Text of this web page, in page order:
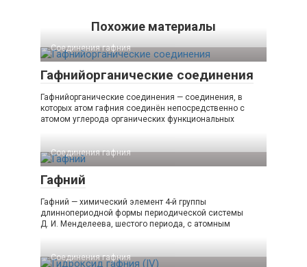
Похожие материалы
Соединения гафния‎
Гафнийорганические соединения
Гафнийорганические соединения — соединения, в
которых атом гафния соединён непосредственно с
атомом углерода органических функциональных
Соединения гафния‎
Гафний
Гафний — химический элемент 4-й группы
длиннопериодной формы периодической системы
Д. И. Менделеева, шестого периода, с атомным
Соединения гафния‎